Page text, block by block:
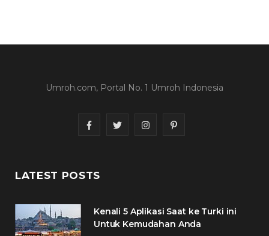
Umroh.com, Portal No. 1 Umroh Indonesia
F
c
b
T
t
I
a
P
e
LATEST POSTS
Kenali 5 Aplikasi Saat ke Turki ini
Untuk Kemudahan Anda